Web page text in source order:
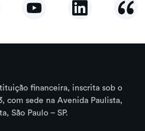
financeira, inscrita sob o
com sede na Avenida Paulista,
São Paulo – SP.